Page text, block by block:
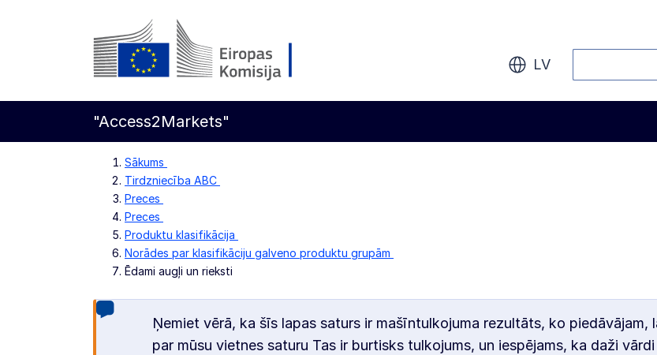
Pāriet uz galveno saturu
LV
"Access2Markets"
Sākums
Tirdzniecība ABC
Preces
Preces
Produktu klasifikācija
Norādes par klasifikāciju galveno produktu grupām
Ēdami augļi un rieksti
Ņemiet vērā, ka šīs lapas saturs ir mašīntulkojuma rezultāts, ko
par mūsu vietnes saturu Tas ir burtisks tulkojums, un iespējams, ka daži